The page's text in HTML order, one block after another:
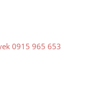
0915 965 653